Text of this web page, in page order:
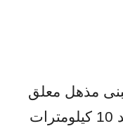
مذهل معلق
على جرف شاهق يقع على بعد 10 كيلومترات